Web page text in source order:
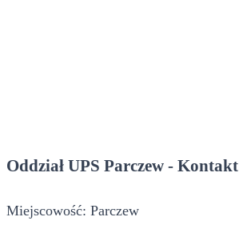
Oddział UPS Parczew - Kontakt
Miejscowość: Parczew